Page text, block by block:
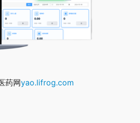
药网yao.lifrog.com